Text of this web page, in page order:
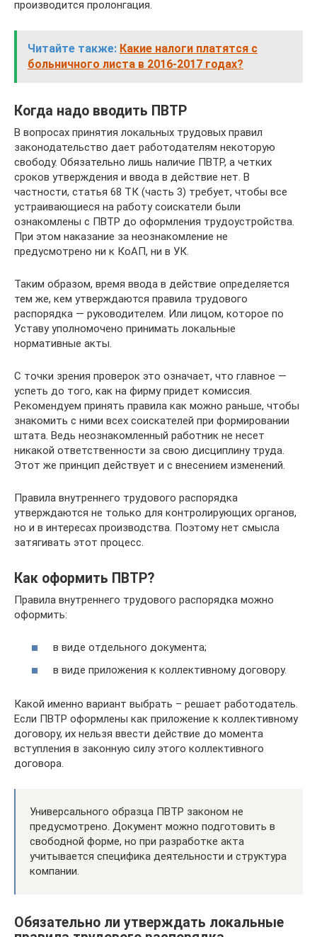
производится пролонгация.
Читайте также: Какие налоги платятся с
больничного листа в 2016-2017 годах?
Когда надо вводить ПВТР
В вопросах принятия локальных трудовых правил
законодательство дает работодателям некоторую
свободу. Обязательно лишь наличие ПВТР, а четких
сроков утверждения и ввода в действие нет. В
частности, статья 68 ТК (часть 3) требует, чтобы все
устраивающиеся на работу соискатели были
ознакомлены с ПВТР до оформления трудоустройства.
При этом наказание за неознакомление не
предусмотрено ни к КоАП, ни в УК.
Таким образом, время ввода в действие определяется
тем же, кем утверждаются правила трудового
распорядка — руководителем. Или лицом, которое по
Уставу уполномочено принимать локальные
нормативные акты.
С точки зрения проверок это означает, что главное —
успеть до того, как на фирму придет комиссия.
Рекомендуем принять правила как можно раньше, чтобы
знакомить с ними всех соискателей при формировании
штата. Ведь неознакомленный работник не несет
никакой ответственности за свою дисциплину труда.
Этот же принцип действует и с внесением изменений.
Правила внутреннего трудового распорядка
утверждаются не только для контролирующих органов,
но и в интересах производства. Поэтому нет смысла
затягивать этот процесс.
Как оформить ПВТР?
Правила внутреннего трудового распорядка можно
оформить:
в виде отдельного документа;
в виде приложения к коллективному договору.
Какой именно вариант выбрать – решает работодатель.
Если ПВТР оформлены как приложение к коллективному
договору, их нельзя ввести действие до момента
вступления в законную силу этого коллективного
договора.
Универсального образца ПВТР законом не
предусмотрено. Документ можно подготовить в
свободной форме, но при разработке акта
учитывается специфика деятельности и структура
компании.
Обязательно ли утверждать локальные